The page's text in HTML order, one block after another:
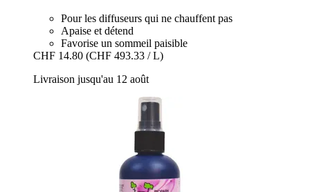
Pour les diffuseurs qui ne chauffent pas
Apaise et détend
Favorise un sommeil paisible
CHF 14.80 (CHF 493.33 / L)
Livraison jusqu'au 12 août